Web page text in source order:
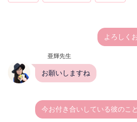
よろしく
亜輝先生
お願いしますね
今お付き合いしている彼のこ